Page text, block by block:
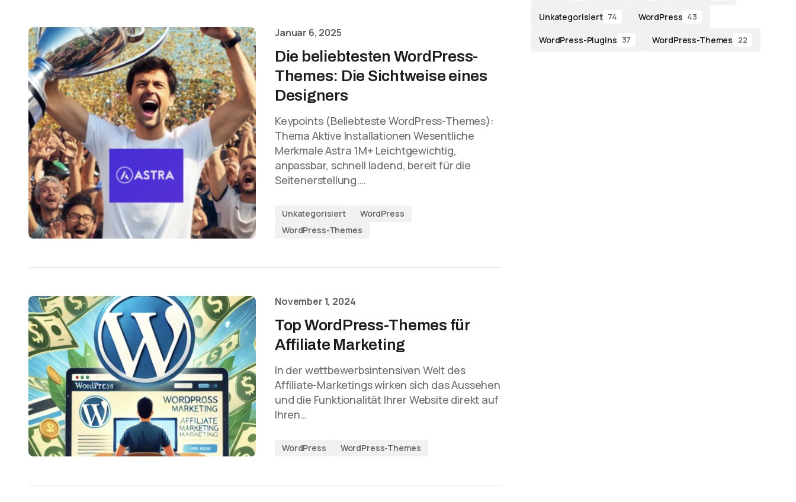
Januar 6, 2025
Die beliebtesten WordPress-
Themes: Die Sichtweise eines
Designers
Keypoints (Beliebteste WordPress-Themes):
Thema Aktive Installationen Wesentliche
Merkmale Astra 1M+ Leichtgewichtig,
anpassbar, schnell ladend, bereit für die
Seitenerstellung.…
Unkategorisiert
WordPress
WordPress-Themes
November 1, 2024
Top WordPress-Themes für
Affiliate Marketing
In der wettbewerbsintensiven Welt des
Affiliate-Marketings wirken sich das Aussehen
und die Funktionalität Ihrer Website direkt auf
Ihren…
WordPress WordPress-Themes
Unkategorisiert 74 WordPress 43
WordPress-Plugins 37 WordPress-Themes 22